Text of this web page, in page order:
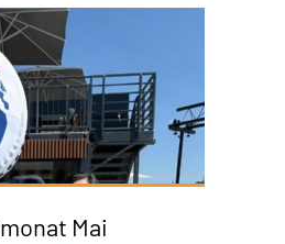
Mai